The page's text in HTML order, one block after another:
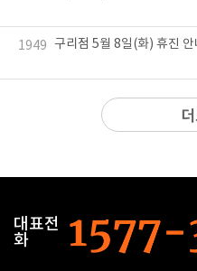
1949 구리점 5월 8일(화) 휴진 안
더
대표전
화